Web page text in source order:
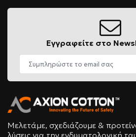
Εγγραφείτε στο
Μελετάμε, σχεδιάζουμε &